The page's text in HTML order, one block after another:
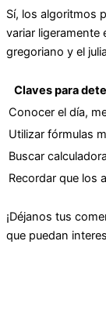
Sí, los algoritmos
variar ligeramente
gregoriano y el
Claves para
Conocer el día,
Utilizar fórmulas
Buscar
Recordar que los
¡Déjanos tus
que puedan